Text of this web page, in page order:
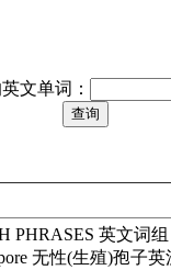
文单词：
PHRASES 英文词组
无性(生殖)孢子